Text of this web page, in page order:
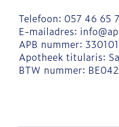
Telefoon: 057 46 65
E-mailadres: info@
APB nummer: 330101
Apotheek titularis:
BTW nummer: